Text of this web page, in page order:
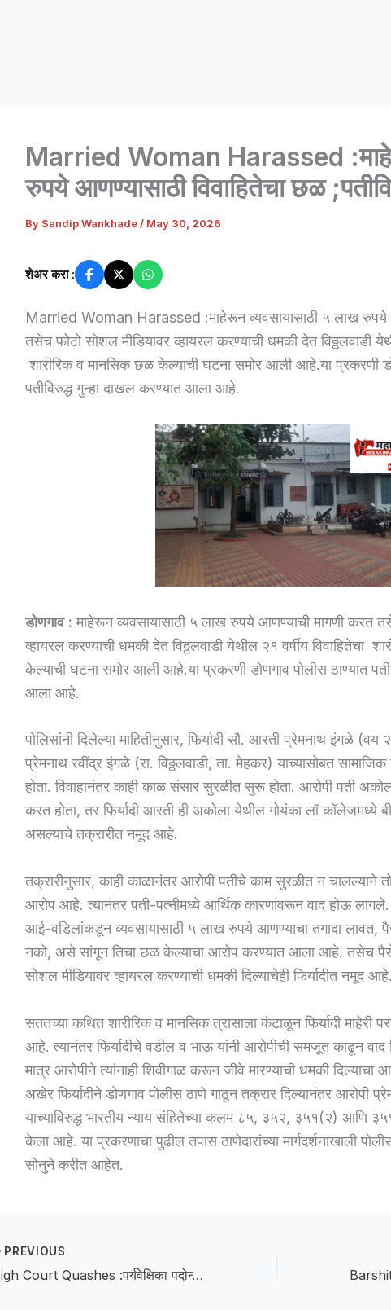
Married Woman Harassed
रुपये आणण्यासाठी विवाहितेचा छळ
By Sandip Wankhade / May 30, 2026
शेअर करा :
Married Woman Harassed :माहेरून व्यवसायासाठी ५ लाख रुपये
तसेच फोटो सोशल मीडियावर व्हायरल करण्याची धमकी देत विठ्ठलवाडी
शारीरिक व मानसिक छळ केल्याची घटना समोर आली आहे.या प्रकरणी
पतीविरुद्ध गुन्हा दाखल करण्यात आला आहे.
डोणगाव : माहेरून व्यवसायासाठी ५ लाख रुपये आणण्याची मागणी करत
व्हायरल करण्याची धमकी देत विठ्ठलवाडी येथील २१ वर्षीय विवाहितेचा
केल्याची घटना समोर आली आहे.या प्रकरणी डोणगाव पोलीस ठाण्यात
आला आहे.
पोलिसांनी दिलेल्या माहितीनुसार, फिर्यादी सौ. आरती प्रेमनाथ इंगळे (वय
प्रेमनाथ रवींद्र इंगळे (रा. विठ्ठलवाडी, ता. मेहकर) याच्यासोबत सामाजिक
होता. विवाहानंतर काही काळ संसार सुरळीत सुरू होता. आरोपी पती
करत होता, तर फिर्यादी आरती ही अकोला येथील गोयंका लॉ कॉलेजमध्ये
असल्याचे तक्रारीत नमूद आहे.
तक्रारीनुसार, काही काळानंतर आरोपी पतीचे काम सुरळीत न चालल्याने तो
आरोप आहे. त्यानंतर पती-पत्नीमध्ये आर्थिक कारणांवरून वाद होऊ लागले.
आई-वडिलांकडून व्यवसायासाठी ५ लाख रुपये आणण्याचा तगादा लावत,
नको, असे सांगून तिचा छळ केल्याचा आरोप करण्यात आला आहे. तसेच पैसे
सोशल मीडियावर व्हायरल करण्याची धमकी दिल्याचेही फिर्यादीत नमूद आहे.
सततच्या कथित शारीरिक व मानसिक त्रासाला कंटाळून फिर्यादी माहेरी
आहे. त्यानंतर फिर्यादीचे वडील व भाऊ यांनी आरोपीची समजूत काढून वाद
मात्र आरोपीने त्यांनाही शिवीगाळ करून जीवे मारण्याची धमकी
अखेर फिर्यादीने डोणगाव पोलीस ठाणे गाठून तक्रार दिल्यानंतर आरोपी
याच्याविरुद्ध भारतीय न्याय संहितेच्या कलम ८५, ३५२, ३५१(२) आणि
केला आहे. या प्रकरणाचा पुढील तपास ठाणेदारांच्या मार्गदर्शनाखाली
सोनुने करीत आहेत.
PREVIOUS
High Court Quashes :पर्यवेक्षिका पदोन्नतीतील ४५ वर्षांची जाचक अट उच्च न्यायालयाकडून रद्द